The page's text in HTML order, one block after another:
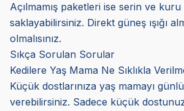
Açılmamış paketleri ise serin ve
saklayabilirsiniz. Direkt güneş ışığı
olmalısınız.
Sıkça Sorulan Sorular
Kedilere Yaş Mama Ne Sıklıkla
Küçük dostlarınıza yaş mamayı
verebilirsiniz. Sadece küçük